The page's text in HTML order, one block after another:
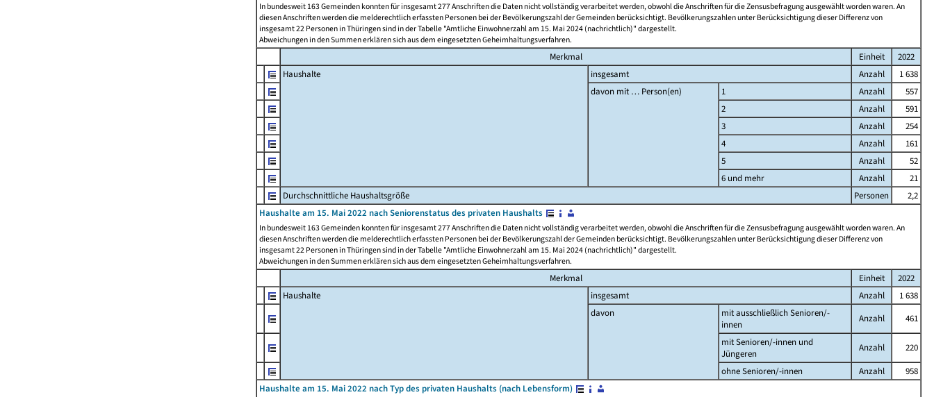
In bundesweit 163 Gemeinden konnten für insgesamt 277 Anschriften die Daten nicht vollständig verarbeitet werden, obwohl die Anschriften für die Zensusbefragung ausgewählt worden waren. An
diesen Anschriften werden die melderechtlich erfassten Personen bei der Bevölkerungszahl der Gemeinden berücksichtigt. Bevölkerungszahlen unter Berücksichtigung dieser Differenz von
insgesamt 22 Personen in Thüringen sind in der Tabelle "Amtliche Einwohnerzahl am 15. Mai 2024 (nachrichtlich)" dargestellt.
Abweichungen in den Summen erklären sich aus dem eingesetzten Geheimhaltungsverfahren.
Merkmal Einheit
2022
Haushalte
insgesamt Anzahl
1 638
davon mit … Person(en)
1 Anzahl
557
2
Anzahl
591
3
Anzahl
254
4
Anzahl
161
5
Anzahl
52
6 und mehr
Anzahl
21
Durchschnittliche Haushaltsgröße
Personen
2,2
Haushalte am 15. Mai 2022 nach Seniorenstatus des privaten Haushalts
In bundesweit 163 Gemeinden konnten für insgesamt 277 Anschriften die Daten nicht vollständig verarbeitet werden, obwohl die Anschriften für die Zensusbefragung ausgewählt worden waren. An
diesen Anschriften werden die melderechtlich erfassten Personen bei der Bevölkerungszahl der Gemeinden berücksichtigt. Bevölkerungszahlen unter Berücksichtigung dieser Differenz von
insgesamt 22 Personen in Thüringen sind in der Tabelle "Amtliche Einwohnerzahl am 15. Mai 2024 (nachrichtlich)" dargestellt.
Abweichungen in den Summen erklären sich aus dem eingesetzten Geheimhaltungsverfahren.
Merkmal Einheit
2022
Haushalte
insgesamt Anzahl
1 638
davon
mit ausschließlich Senioren/-
innen
Anzahl
461
mit Senioren/-innen und
Jüngeren
Anzahl
220
ohne Senioren/-innen
Anzahl
958
Haushalte am 15. Mai 2022 nach Typ des privaten Haushalts (nach Lebensform)